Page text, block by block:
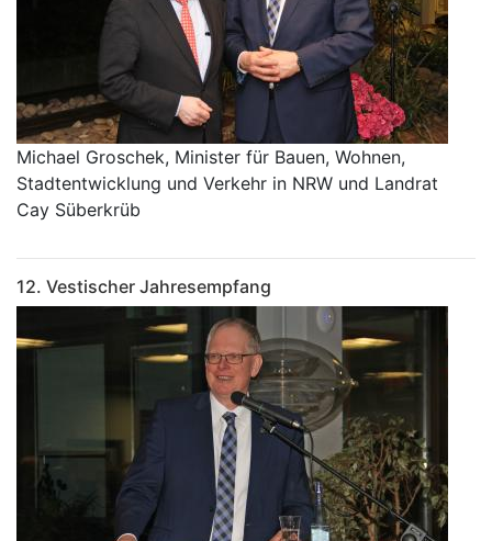
Michael Groschek, Minister für Bauen, Wohnen,
Stadtentwicklung und Verkehr in NRW und Landrat
Cay Süberkrüb
12. Vestischer Jahresempfang